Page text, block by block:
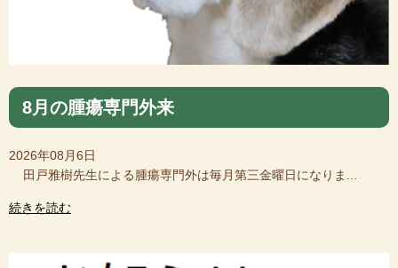
8月の腫瘍専門外来
2026年08月6日
田戸雅樹先生による腫瘍専門外は毎月第三金曜日になりま...
続きを読む